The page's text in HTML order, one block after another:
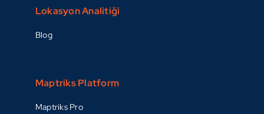
Lokasyon Analitiği
Blog
Maptriks Platform
Maptriks Pro